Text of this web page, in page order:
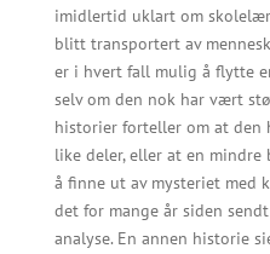
imidlertid uklart om
blitt transportert av
er i hvert fall mulig å flytte
selv om den nok har vært
historier forteller om at
like deler, eller at en
å finne ut av mysteriet med
det for mange år siden
analyse. En annen historie